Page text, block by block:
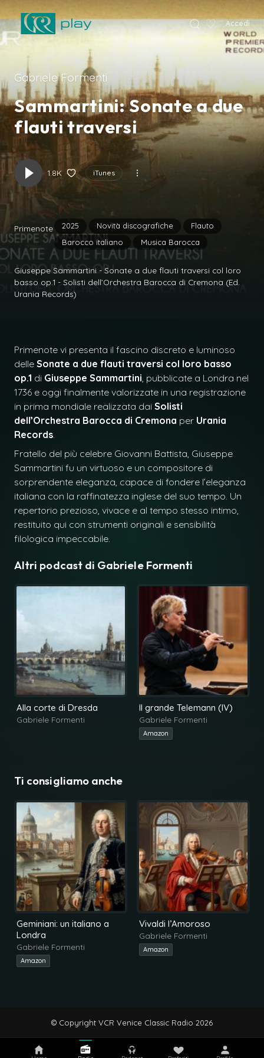
♡ Accedi
Gabriele Formenti
Sammartini: Sonate a due
flauti traversi
1.8K iTunes
Primenote 2025 Novità discografiche
Flauto
Barocco italiano
Musica Barocca
Giuseppe Sammartini - Sonate a due flauti traversi col loro
basso op.1 - Solisti dell’Orchestra Barocca di Cremona (Ed.
Urania Records)
Primenote vi presenta il fascino discreto e luminoso
delle Sonate a due flauti traversi col loro basso
op.1 di Giuseppe Sammartini, pubblicate a Londra nel
1736 e oggi finalmente valorizzate in una registrazione
in prima mondiale realizzata dai Solisti
dell’Orchestra Barocca di Cremona per Urania
Records.
Fratello del più celebre Giovanni Battista, Giuseppe
Sammartini fu un virtuoso e un compositore di
sorprendente eleganza, capace di fondere l’eleganza
italiana con la raffinatezza inglese del suo tempo. Un
repertorio prezioso, vivace e al tempo stesso intimo,
restituito qui con strumenti originali e sensibilità
filologica impeccabile.
Altri podcast di Gabriele Formenti
Alla corte di Dresda
Gabriele Formenti
Il grande Telemann (IV)
Gabriele Formenti
Amazon
Ti consigliamo anche
Geminiani: un italiano a
Londra
Gabriele Formenti
Amazon
Vivaldi l’Amoroso
Gabriele Formenti
Amazon
© Copyright VCR Venice Classic Radio 2026